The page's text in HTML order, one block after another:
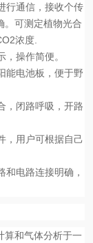
行通信，接收个传
。可测定植物光合
浓度
操作简便。
能电池板，便于野
，闭路呼吸，开路
，用户可根据自己
电路连接明确，
算和气体分析于一